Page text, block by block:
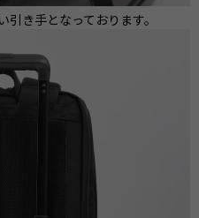
き手となっております。